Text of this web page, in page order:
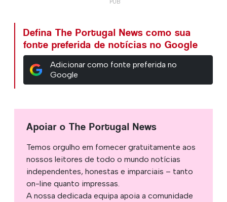
Defina The Portugal News como sua
fonte preferida de notícias no Google
Adicionar como fonte preferida no
Google
Apoiar o The Portugal News
Temos orgulho em fornecer gratuitamente aos
nossos leitores de todo o mundo notícias
independentes, honestas e imparciais – tanto
on-line quanto impressas.
A nossa dedicada equipa apoia a comunidade